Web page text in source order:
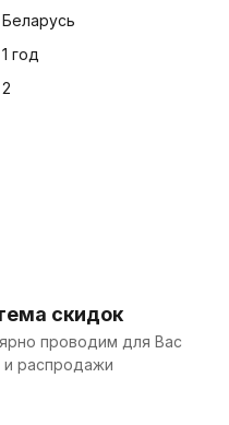
Беларусь
1 год
2
скидок
проводим для Вас
и распродажи